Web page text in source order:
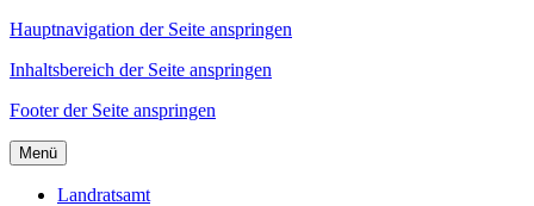
Hauptnavigation der Seite anspringen
Inhaltsbereich der Seite anspringen
Footer der Seite anspringen
Menü
Landratsamt